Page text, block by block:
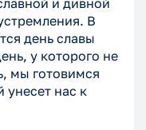
и дивной
В
день славы
у которого не
мы готовимся
унесет нас к